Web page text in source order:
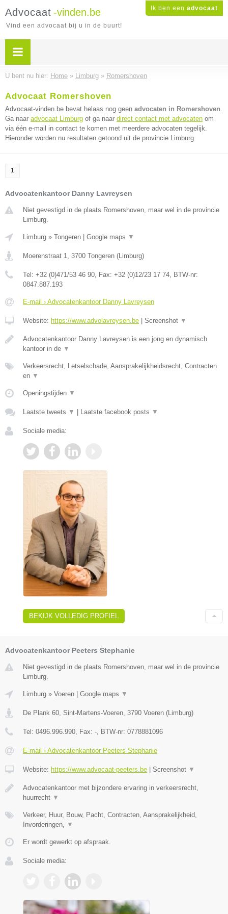
Ik ben een advocaat
Advocaat -vinden.be
Vind een advocaat bij u in de buurt!
U bent nu hier: Home » Limburg » Romershoven
Advocaat Romershoven
Advocaat-vinden.be bevat helaas nog geen advocaten in Romershoven.
Ga naar advocaat Limburg of ga naar direct contact met advocaten om
via één e-mail in contact te komen met meerdere advocaten tegelijk.
Hieronder worden nu resultaten getoond uit de provincie Limburg.
1
Advocatenkantoor Danny Lavreysen
Niet gevestigd in de plaats Romershoven, maar wel in de provincie
Limburg.
Limburg » Tongeren Google maps ▼
Moerenstraat 1, 3700 Tongeren (Limburg)
Tel: +32 (0)471/53 46 90, Fax: +32 (0)12/23 17 74, BTW-nr:
0847.887.193
E-mail › Advocatenkantoor Danny Lavreysen
Website: https://www.advolavreysen.be Screenshot ▼
Advocatenkantoor Danny Lavreysen is een jong en dynamisch
kantoor in de ▼
Verkeersrecht, Letselschade, Aansprakelijkheidsrecht, Contracten
en ▼
Openingstijden ▼
Laatste tweets ▼ Laatste facebook posts ▼
Sociale media:
BEKIJK VOLLEDIG PROFIEL
Advocatenkantoor Peeters Stephanie
Niet gevestigd in de plaats Romershoven, maar wel in de provincie
Limburg.
Limburg » Voeren Google maps ▼
De Plank 60, Sint-Martens-Voeren 3790 Voeren ( Limburg)
Tel: 0496.996.990 , Fax: - , BTW-nr: 0778881096
E-mail › Advocatenkantoor Peeters Stephanie
Website: https://www.advocaat-peeters.be Screenshot ▼
Advocatenkantoor met bijzondere ervaring in verkeersrecht,
huurrecht ▼
Verkeer, Huur, Bouw, Pacht, Contracten, Aansprakelijkheid,
Invorderingen,
▼
Er wordt gewerkt op afspraak.
Sociale media: